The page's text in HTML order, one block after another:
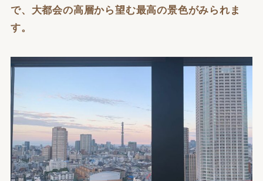
で、大都会の高層から望む最高の景色がみられま
す。